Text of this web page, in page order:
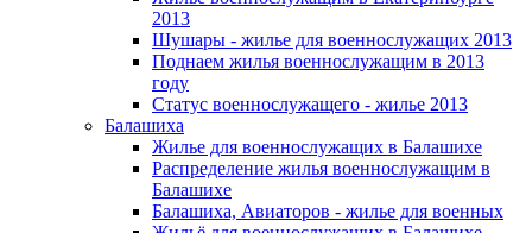
2013
Шушары - жилье для военнослужащих 2013
Поднаем жилья военнослужащим в 2013
году
Статус военнослужащего - жилье 2013
Балашиха
Жилье для военнослужащих в Балашихе
Распределение жилья военнослужащим в
Балашихе
Балашиха, Авиаторов - жилье для военных